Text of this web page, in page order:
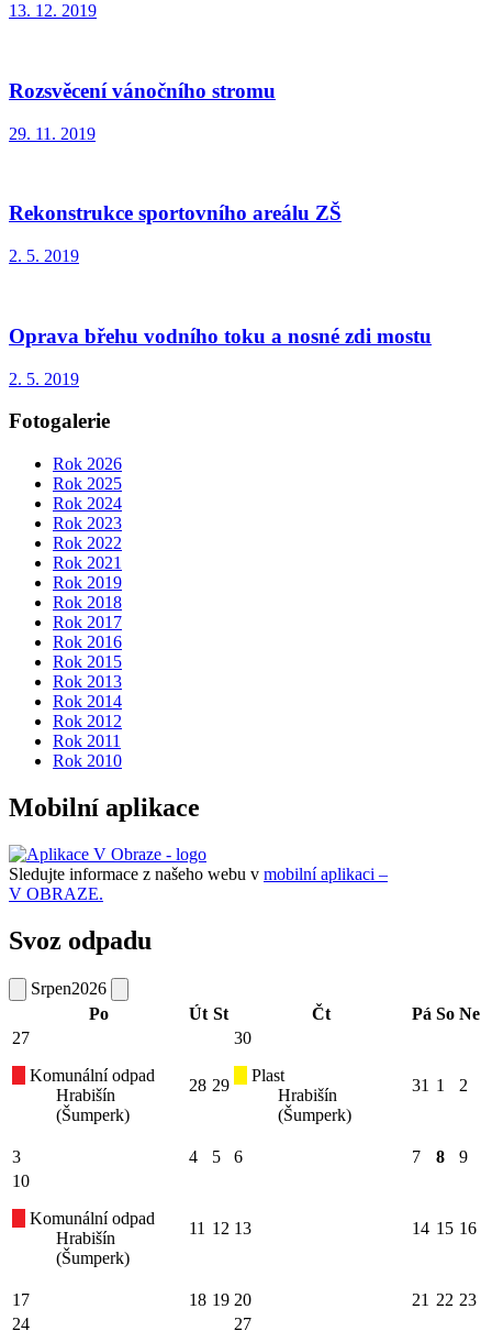
13. 12. 2019
Rozsvěcení vánočního stromu
29. 11. 2019
Rekonstrukce sportovního areálu ZŠ
2. 5. 2019
Oprava břehu vodního toku a nosné zdi mostu
2. 5. 2019
Fotogalerie
Rok 2026
Rok 2025
Rok 2024
Rok 2023
Rok 2022
Rok 2021
Rok 2019
Rok 2018
Rok 2017
Rok 2016
Rok 2015
Rok 2013
Rok 2014
Rok 2012
Rok 2011
Rok 2010
Mobilní aplikace
Sledujte informace z našeho webu v mobilní aplikaci –
V OBRAZE.
Svoz odpadu
Srpen2026
Po
Út St Čt Pá So Ne
27
Komunální odpad
Hrabišín
(Šumperk)
28 29
30
Plast
Hrabišín
(Šumperk)
31 1 2
3 4 5 6 7 8
9
10
Komunální odpad
Hrabišín
(Šumperk)
11 12 13 14 15 16
17 18 19 20 21 22 23
24
27